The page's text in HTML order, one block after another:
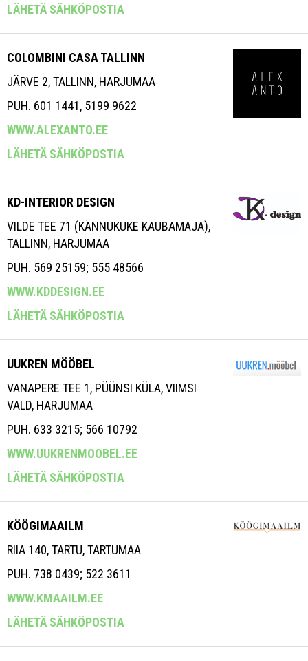
LÄHETÄ SÄHKÖPOSTIA
COLOMBINI CASA TALLINN
JÄRVE 2, TALLINN, HARJUMAA
PUH. 601 1441, 5199 9622
WWW.ALEXANTO.EE
LÄHETÄ SÄHKÖPOSTIA
KD-INTERIOR DESIGN
VILDE TEE 71 (KÄNNUKUKE KAUBAMAJA),
TALLINN, HARJUMAA
PUH. 569 25159; 555 48566
WWW.KDDESIGN.EE
LÄHETÄ SÄHKÖPOSTIA
UUKREN MÖÖBEL
VANAPERE TEE 1, PÜÜNSI KÜLA, VIIMSI
VALD, HARJUMAA
PUH. 633 3215; 566 10792
WWW.UUKRENMOOBEL.EE
LÄHETÄ SÄHKÖPOSTIA
KÖÖGIMAAILM
RIIA 140, TARTU, TARTUMAA
PUH. 738 0439; 522 3611
WWW.KMAAILM.EE
LÄHETÄ SÄHKÖPOSTIA